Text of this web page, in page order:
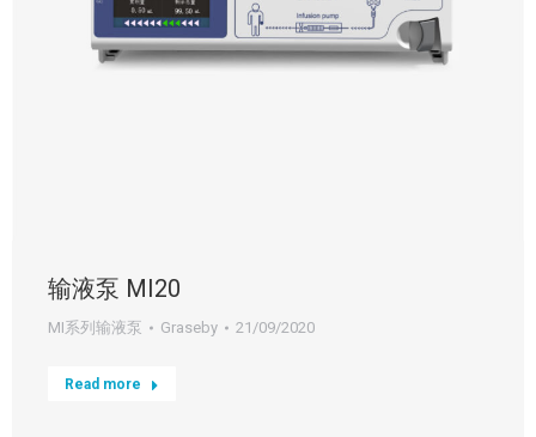
输液泵 MI20
MI系列输液泵 Graseby 21/09/2020
Read more